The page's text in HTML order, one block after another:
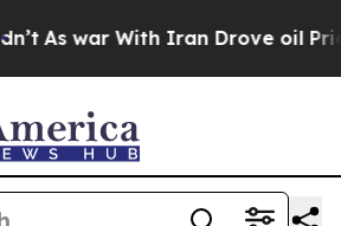
As war With Iran Drove oil Prices